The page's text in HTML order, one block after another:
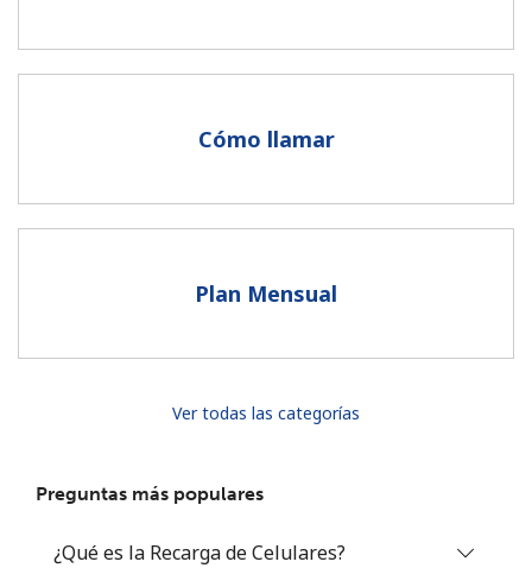
Al abrir una cuenta en este sitio web, estoy de acuerdo con
Cómo llamar
Plan Mensual
Ver todas las categorías
Preguntas más populares
¿Qué es la Recarga de Celulares?